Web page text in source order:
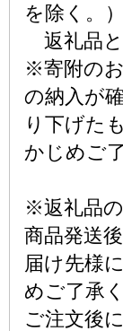
を除く。）
返礼品と
※寄附の
の納入が
り下げた
かじめご
※返礼品
商品発送
届け先様
めご了承
ご注文後